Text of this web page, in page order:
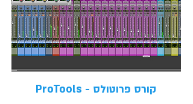
קורס פרוטולס - ProTools